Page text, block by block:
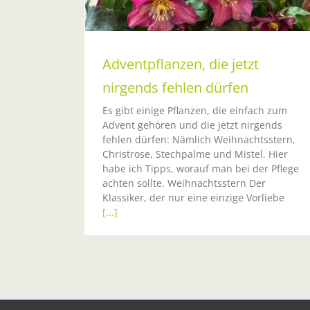
Adventpflanzen, die jetzt
nirgends fehlen dürfen
Es gibt einige Pflanzen, die einfach zum
Advent gehören und die jetzt nirgends
fehlen dürfen: Nämlich Weihnachtsstern,
Christrose, Stechpalme und Mistel. Hier
habe ich Tipps, worauf man bei der Pflege
achten sollte. Weihnachtsstern Der
Klassiker, der nur eine einzige Vorliebe
[...]